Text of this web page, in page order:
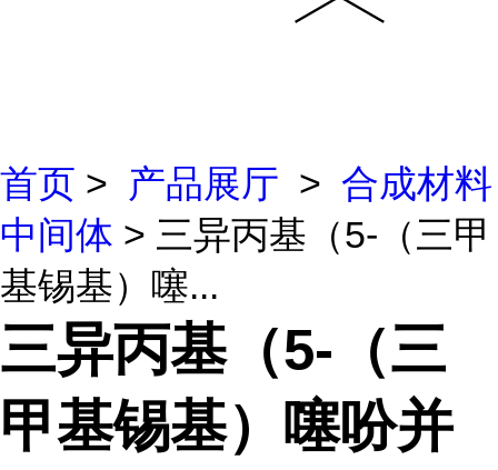
首页 > 产品展厅 > 合成材料
中间体 > 三异丙基（5-（三甲
基锡基）噻...
三异丙基（5-（三
甲基锡基）噻吩并